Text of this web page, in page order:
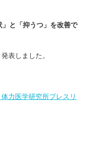
と「抑うつ」を改善で
表しました。
力医学研究所プレスリ